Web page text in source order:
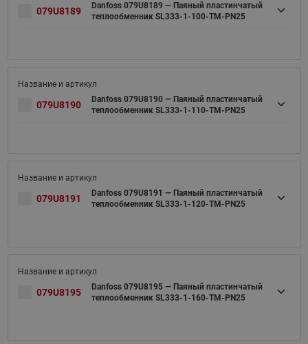
079U8189
Danfoss 079U8189 — Паяный пластинчатый
теплообменник SL333-1-100-TM-PN25
079U8190
Danfoss 079U8190 — Паяный пластинчатый
теплообменник SL333-1-110-TM-PN25
079U8191
Danfoss 079U8191 — Паяный пластинчатый
теплообменник SL333-1-120-TM-PN25
079U8195
Danfoss 079U8195 — Паяный пластинчатый
теплообменник SL333-1-160-TM-PN25